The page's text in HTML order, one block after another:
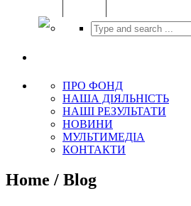
ПРО ФОНД
НАША ДІЯЛЬНІСТЬ
НАШІ РЕЗУЛЬТАТИ
НОВИНИ
МУЛЬТИМЕДІА
КОНТАКТИ
Home / Blog